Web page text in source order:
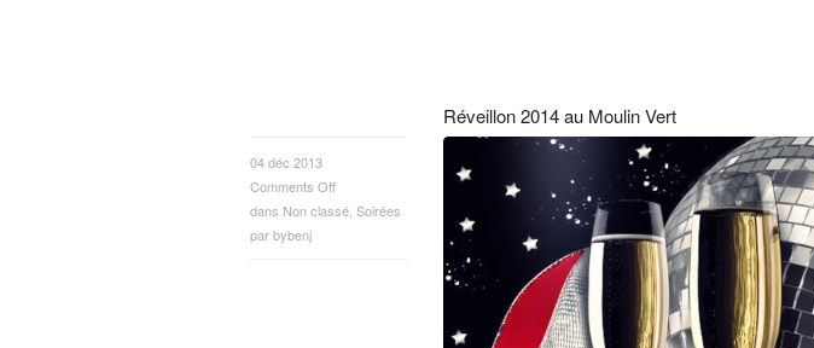
Réveillon 2014 au Moulin Vert
04 déc 2013
Comments Off
dans Non classé Soirées
parbybenj